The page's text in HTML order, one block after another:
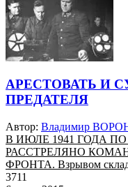
АРЕСТОВАТЬ И
ПРЕДАТЕЛЯ
Автор: Владимир
В ИЮЛЕ 1941 ГОДА
РАССТРЕЛЯНО
ФРОНТА. Взрывом
3711